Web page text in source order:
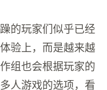
的玩家们似乎已经
验上，而是越来越
组也会根据玩家的
人游戏的选项，看